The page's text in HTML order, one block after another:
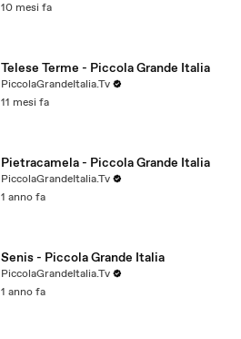
10 mesi fa
Telese Terme - Piccola Grande Italia
PiccolaGrandeItalia.Tv
11 mesi fa
Pietracamela - Piccola Grande Italia
PiccolaGrandeItalia.Tv
1 anno fa
Senis - Piccola Grande Italia
PiccolaGrandeItalia.Tv
1 anno fa